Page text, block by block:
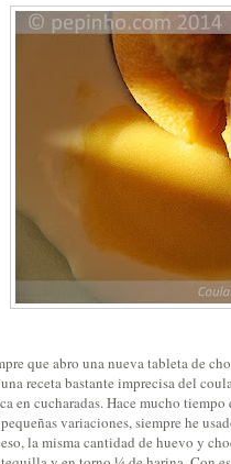
que abro una nueva tableta de
receta bastante imprecisa del
en cucharadas. Hace mucho
variaciones, siempre he
la misma cantidad de huevo y